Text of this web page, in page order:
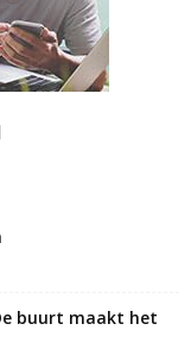
buurt maakt het